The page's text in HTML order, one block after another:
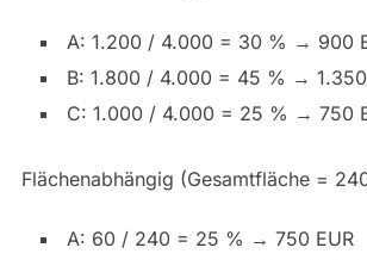
A: 1.200 / 4.000 = 30 % → 900
B: 1.800 / 4.000 = 45 % → 1.350
C: 1.000 / 4.000 = 25 % → 750
Flächenabhängig (Gesamtfläche =
A: 60 / 240 = 25 % → 750 EUR